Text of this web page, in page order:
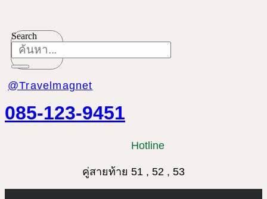
Search
@Travelmagnet
085-123-9451
Hotline
คู่สายท้าย 51 , 52 , 53